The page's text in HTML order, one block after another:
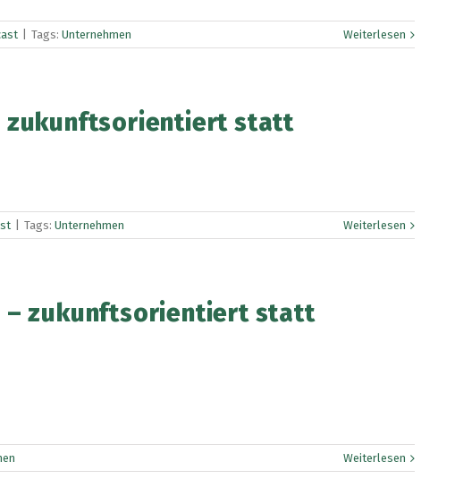
Tags: Unternehmen Weiterlesen
zukunftsorientiert statt
Tags: Unternehmen Weiterlesen
– zukunftsorientiert statt
Weiterlesen